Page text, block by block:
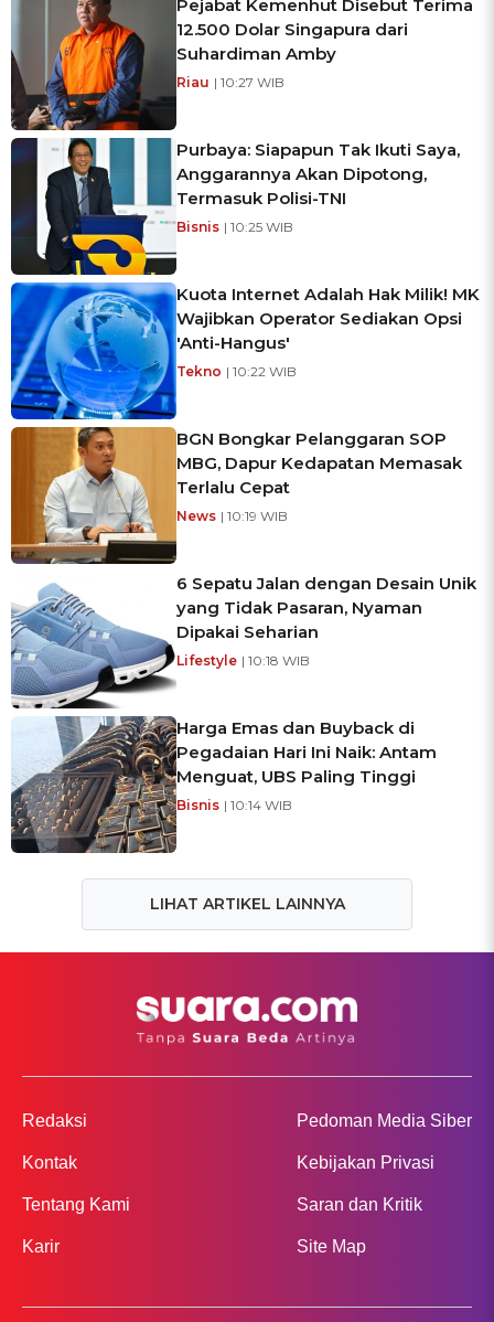
Pejabat Kemenhut Disebut Terima
12.500 Dolar Singapura dari
Suhardiman Amby
Riau | 10:27 WIB
Purbaya: Siapapun Tak Ikuti Saya,
Anggarannya Akan Dipotong,
Termasuk Polisi-TNI
Bisnis | 10:25 WIB
Kuota Internet Adalah Hak Milik! MK
Wajibkan Operator Sediakan Opsi
'Anti-Hangus'
Tekno | 10:22 WIB
BGN Bongkar Pelanggaran SOP
MBG, Dapur Kedapatan Memasak
Terlalu Cepat
News | 10:19 WIB
6 Sepatu Jalan dengan Desain Unik
yang Tidak Pasaran, Nyaman
Dipakai Seharian
Lifestyle | 10:18 WIB
Harga Emas dan Buyback di
Pegadaian Hari Ini Naik: Antam
Menguat, UBS Paling Tinggi
Bisnis | 10:14 WIB
LIHAT ARTIKEL LAINNYA
Redaksi
Kontak
Tentang Kami
Karir
Pedoman Media Siber
Kebijakan Privasi
Saran dan Kritik
Site Map